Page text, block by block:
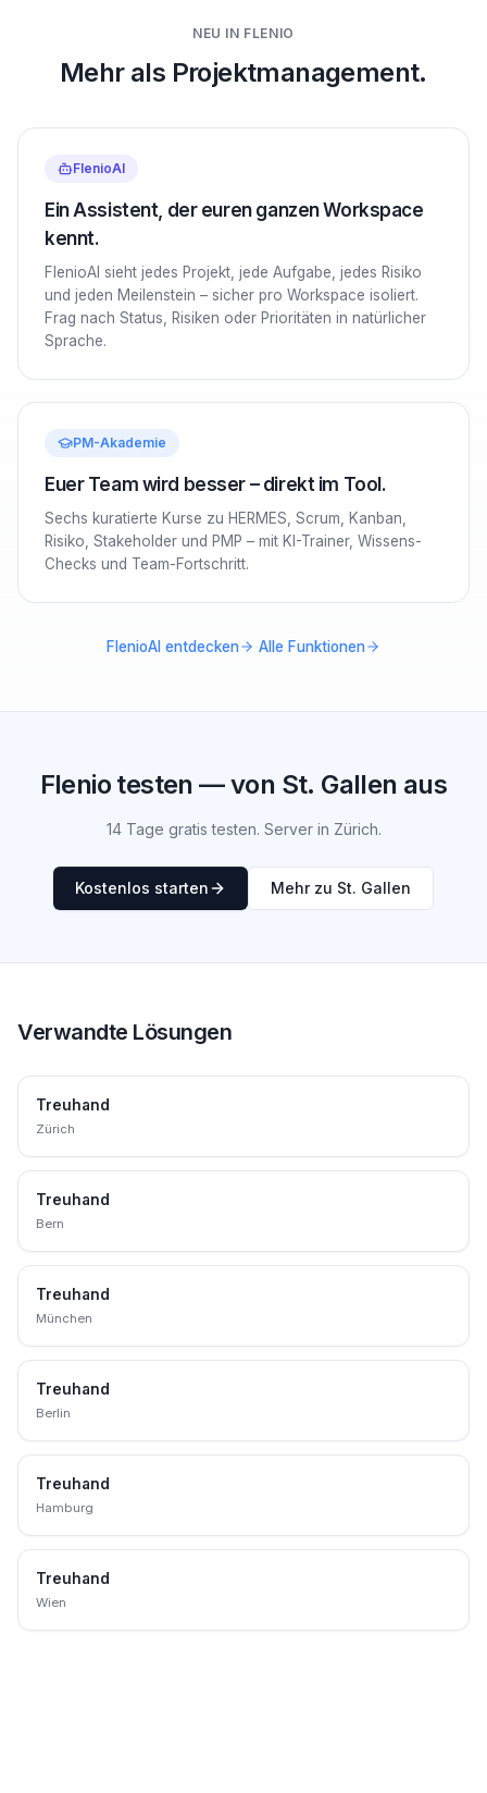
NEU IN FLENIO
Mehr als Projektmanagement.
FlenioAI
Ein Assistent, der euren ganzen Workspace
kennt.
FlenioAI sieht jedes Projekt, jede Aufgabe, jedes Risiko
und jeden Meilenstein – sicher pro Workspace isoliert.
Frag nach Status, Risiken oder Prioritäten in natürlicher
Sprache.
PM-Akademie
Euer Team wird besser – direkt im Tool.
Sechs kuratierte Kurse zu HERMES, Scrum, Kanban,
Risiko, Stakeholder und PMP – mit KI-Trainer, Wissens-
Checks und Team-Fortschritt.
FlenioAI entdecken Alle Funktionen
Flenio testen — von St. Gallen aus
14 Tage gratis testen. Server in Zürich.
Kostenlos starten Mehr zu St. Gallen
Verwandte Lösungen
Treuhand
Zürich
Treuhand
Bern
Treuhand
München
Treuhand
Berlin
Treuhand
Hamburg
Treuhand
Wien